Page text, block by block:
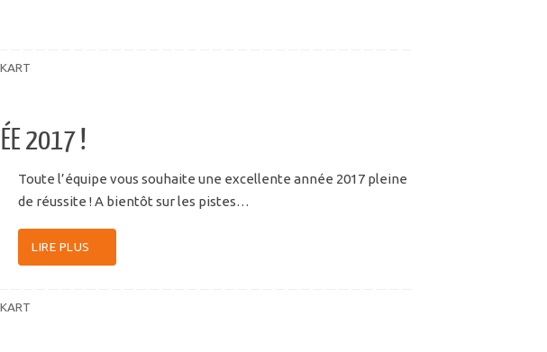
2017 !
Toute l’équipe vous souhaite une excellente année 2017 pleine
de réussite ! A bientôt sur les pistes…
LIRE PLUS